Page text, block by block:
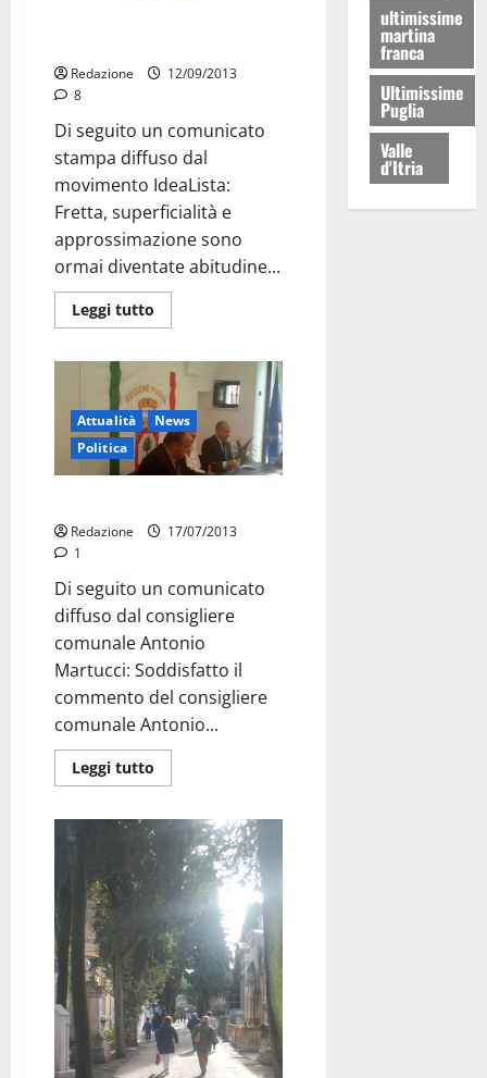
Redazione
12/09/2013
8
Di seguito un comunicato
stampa diffuso dal
movimento IdeaLista:
Fretta, superficialità e
approssimazione sono
ormai diventate abitudine...
Leggi tutto
Attualità
News
Politica
Redazione
17/07/2013
1
Di seguito un comunicato
diffuso dal consigliere
comunale Antonio
Martucci: Soddisfatto il
commento del consigliere
comunale Antonio...
Leggi tutto
ultimissime
martina
franca
Ultimissime
Puglia
Valle
d'Itria